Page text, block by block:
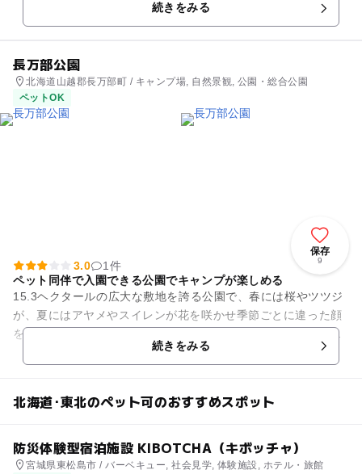
続きをみる
長万部公園
北海道山越郡長万部町 / キャンプ場, 自然景観, 公園・総合公園
ペットOK
保存
9
3.0
1件
ペット同伴で入園できる公園でキャンプが楽しめる
15.3ヘクタールの広大な敷地を誇る公園で、春には桜やツツジ
が、夏にはアヤメやスイレンが花を咲かせ季節ごとに違った顔
を見せます。「とみのの森」と呼ばれる散策路も整備されてい
るため、森林浴も楽しめ...続きをみる
北海道･東北のペット可のおすすめスポット
防災体験型宿泊施設 KIBOTCHA（キボッチャ）
宮城県東松島市 / バーベキュー, 社会見学, 体験施設, ホテル・旅館